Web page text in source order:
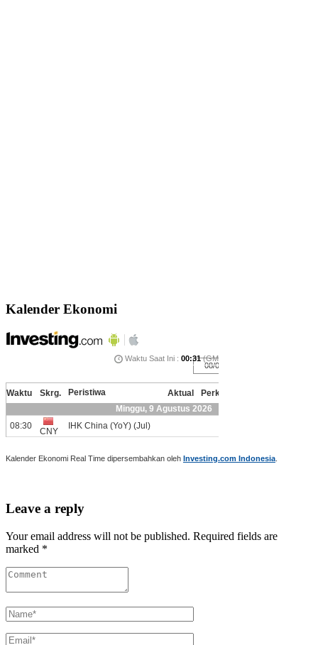
Kalender Ekonomi
Kalender Ekonomi Real Time dipersembahkan oleh Investing.com Indonesia
Leave a reply
Your email address will not be published. Required fields are
marked *